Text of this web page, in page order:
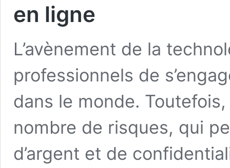
en ligne
L’avènement de la
professionnels de
dans le monde.
nombre de risques, qui
d’argent et de